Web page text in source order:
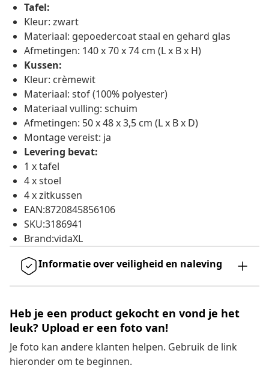
Tafel:
Kleur: zwart
Materiaal: gepoedercoat staal en gehard glas
Afmetingen: 140 x 70 x 74 cm (L x B x H)
Kussen:
Kleur: crèmewit
Materiaal: stof (100% polyester)
Materiaal vulling: schuim
Afmetingen: 50 x 48 x 3,5 cm (L x B x D)
Montage vereist: ja
Levering bevat:
1 x tafel
4 x stoel
4 x zitkussen
EAN:8720845856106
SKU:3186941
Brand:vidaXL
Informatie over veiligheid en naleving
Heb je een product gekocht en vond je het
leuk? Upload er een foto van!
Je foto kan andere klanten helpen. Gebruik de link
hieronder om te beginnen.